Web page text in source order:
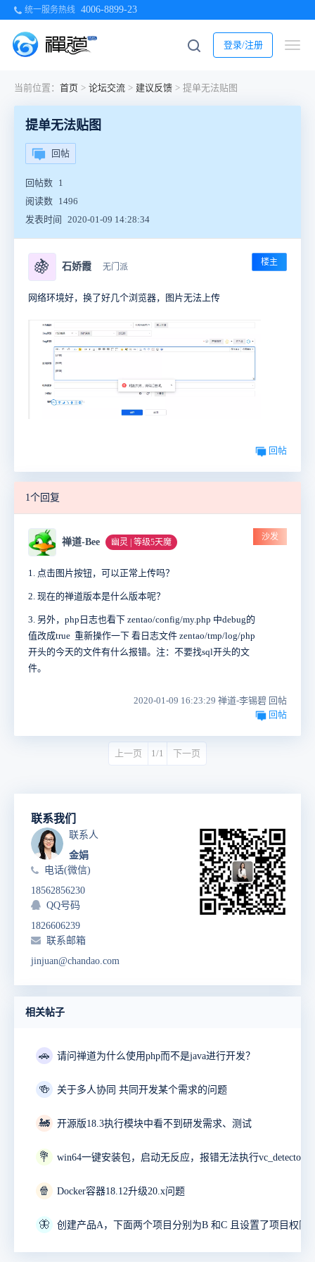
统一服务热线 4006-8899-23
登录/注册
当前位置： 首页 > 论坛交流 > 建议反馈 > 提单无法贴图
提单无法贴图
回帖
回帖数 1
阅读数 1496
发表时间
2020-01-09 14:28:34
🍇 石娇霞 无门派 楼主
网络环境好，换了好几个浏览器，图片无法上传
回帖
1个回复
禅道-Bee 幽灵 | 等级5天魔
沙发
1. 点击图片按钮，可以正常上传吗？
2. 现在的禅道版本是什么版本呢？
3. 另外，php日志也看下 zentao/config/my.php 中debug的
值改成true 重新操作一下 看日志文件 zentao/tmp/log/php
开头的今天的文件有什么报错。注：不要找sql开头的文
件。
2020-01-09 16:23:29 禅道-李锡碧 回帖
回帖
上一页 1/1 下一页
联系我们
联系人
金娟
电话(微信)
18562856230
QQ号码
1826606239
联系邮箱
jinjuan@chandao.com
相关帖子
🚗 请问禅道为什么使用php而不是java进行开发？
🍻 关于多人协同 共同开发某个需求的问题
🚂 开源版18.3执行模块中看不到研发需求、测试
💐
🍿 Docker容器18.12升级20.x问题
🦋